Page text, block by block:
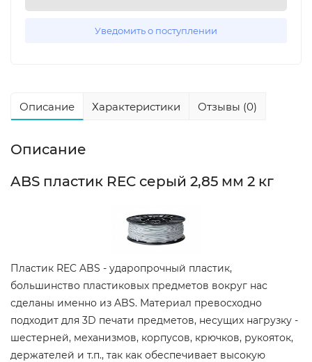
Уведомить о поступлении
Описание Характеристики Отзывы (0)
Описание
ABS пластик REC серый 2,85 мм 2 кг
Пластик REC ABS - ударопрочный пластик,
большинство пластиковых предметов вокруг нас
сделаны именно из ABS. Материал превосходно
подходит для 3D печати предметов, несущих нагрузку -
шестерней, механизмов, корпусов, крючков, рукояток,
держателей и т.п., так как обеспечивает высокую